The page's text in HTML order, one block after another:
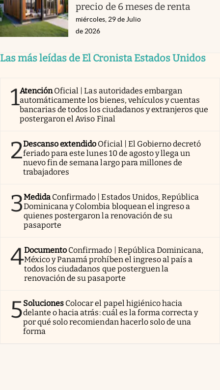
precio de 6 meses de renta
miércoles, 29 de Julio
de 2026
Las más leídas de El Cronista Estados Unidos
1AtenciónOficial | Las autoridades embargan
automáticamente los bienes, vehículos y cuentas
bancarias de todos los ciudadanos y extranjeros que
postergaron el Aviso Final
2Descanso extendido Oficial | El Gobierno decretó
feriado para este lunes 10 de agosto y llega un
nuevo fin de semana largo para millones de
trabajadores
3Medida Confirmado | Estados Unidos, República
Dominicana y Colombia bloquean el ingreso a
quienes postergaron la renovación de su
pasaporte
4Documento Confirmado | República Dominicana,
México y Panamá prohíben el ingreso al país a
todos los ciudadanos que posterguen la
renovación de su pasaporte
5Soluciones Colocar el papel higiénico hacia
delante o hacia atrás: cuál es la forma correcta y
por qué solo recomiendan hacerlo solo de una
forma